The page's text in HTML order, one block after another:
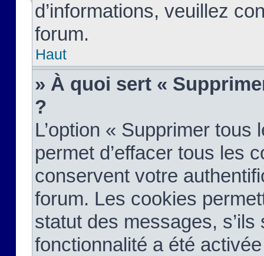
d’informations, veuillez
forum.
Haut
» À quoi sert «
?
L’option « Supprimer
permet d’effacer tous les
conservent votre
forum. Les cookies
statut des messages,
fonctionnalité a été